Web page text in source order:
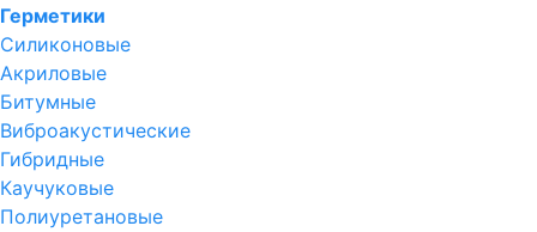
Герметики
Силиконовые
Акриловые
Битумные
Виброакустические
Гибридные
Каучуковые
Полиуретановые